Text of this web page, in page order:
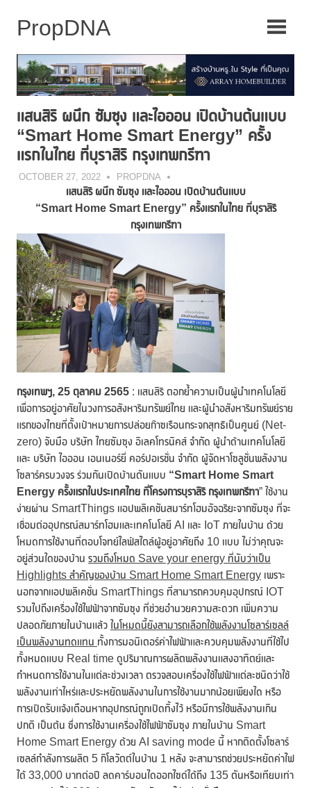
แสนสิริ ผนึก ซัมซุง และไอออน เปิดบ้านต้นแบบ
“Smart Home Smart Energy” ครั้ง
แรกในไทย ที่บุราสิริ กรุงเทพกรีฑา
OCTOBER 27, 2022 PROPDNA
แสนสิริ ผนึก ซัมซุง และไอออน เปิดบ้านต้นแบบ
“Smart Home Smart Energy” ครั้งแรกในไทย ที่บุราสิริ
กรุงเทพกรีฑา
กรุงเทพฯ, 25 ตุลาคม 2565 : แสนสิริ ตอกย้ำความเป็นผู้นำเทคโนโลยี
เพื่อการอยู่อาศัยในวงการอสังหาริมทรัพย์ไทย และผู้นำอสังหาริมทรัพย์ราย
แรกของไทยที่ตั้งเป้าหมายการปล่อยก๊าซเรือนกระจกสุทธิเป็นศูนย์ (Net-
zero) จับมือ บริษัท ไทยซัมซุง อิเลคโทรนิคส์ จำกัด ผู้นำด้านเทคโนโลยี
และ บริษัท ไอออน เอนเนอร์ยี่ คอร์ปอเรชั่น จำกัด ผู้จัดหาโซลูชั่นพลังงาน
โซลาร์ครบวงจร ร่วมกันเปิดบ้านตันแบบ “Smart Home Smart
Energy ครั้งแรกในประเทศไทย ที่โครงการบุราสิริ กรุงเทพกรีฑา” ใช้งาน
ง่ายผ่าน SmartThings แอปพลิเคชันสมาร์ทโฮมอัจฉริยะจากซัมซุง ที่จะ
เชื่อมต่ออุปกรณ์สมาร์ทโฮมและเทคโนโลยี AI และ IoT ภายในบ้าน ด้วย
โหมดการใช้งานที่ตอบโจทย์ไลฟ์สไตล์ผู้อยู่อาศัยถึง 10 แบบ ไม่ว่าคุณจะ
อยู่ส่วนใดของบ้าน รวมถึงโหมด Save your energy ที่นับว่าเป็น
Highlights สำคัญของบ้าน Smart Home Smart Energy เพราะ
นอกจากแอปพลิเคชั่น SmartThings ที่สามารถควบคุมอุปกรณ์ IOT
รวมไปถึงเครื่องใช้ไฟฟ้าจากซัมซุง ที่ช่วยอำนวยความสะดวก เพิ่มความ
ปลอดภัยภายในบ้านแล้ว ในโหมดนี้ยังสามารถเลือกใช้พลังงานโซลาร์เซลล์
เป็นพลังงานทดแทน ทั้งการมอนิเตอร์ค่าไฟฟ้าและควบคุมพลังงานที่ใช้ไป
ทั้งหมดแบบ Real time ดูปริมาณการผลิตพลังงานแสงอาทิตย์และ
กำหนดการใช้งานในแต่ละช่วงเวลา ตรวจสอบเครื่องใช้ไฟฟ้าแต่ละชนิดว่าใช้
พลังงานเท่าไหร่และประหยัดพลังงานในการใช้งานมากน้อยเพียงใด หรือ
การเปิดรับแจ้งเตือนหากอุปกรณ์ถูกเปิดทิ้งไว้ หรือมีการใช้พลังงานเกิน
ปกติ เป็นต้น ซึ่งการใช้งานเครื่องใช้ไฟฟ้าซัมซุง ภายในบ้าน Smart
Home Smart Energy ด้วย AI saving mode นี้ หากติดตั้งโซลาร์
เซลล์กำลังการผลิต 5 กิโลวัตต์ในบ้าน 1 หลัง จะสามารถช่วยประหยัดค่าไฟ
ได้ 33,000 บาทต่อปี ลดคาร์บอนไดออกไซด์ได้ถึง 135 ตันหรือเทียบเท่า